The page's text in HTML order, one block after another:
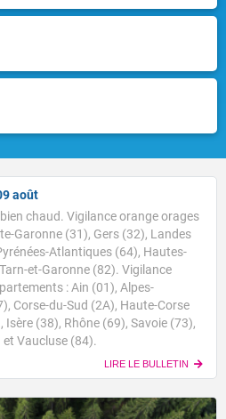
août
chaud. Vigilance orange orages
Garonne (31), Gers (32), Landes
Atlantiques (64), Hautes-
et-Garonne (82). Vigilance
: Ain (01), Alpes-
Corse-du-Sud (2A), Haute-Corse
(38), Rhône (69), Savoie (73),
Vaucluse (84).
LIRE LE BULLETIN